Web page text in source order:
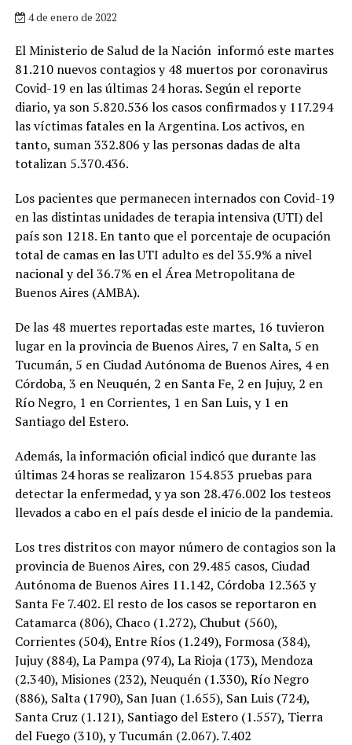
4 de enero de 2022
El Ministerio de Salud de la Nación informó este martes
81.210 nuevos contagios y 48 muertos por coronavirus
Covid-19 en las últimas 24 horas. Según el reporte
diario, ya son 5.820.536 los casos confirmados y 117.294
las víctimas fatales en la Argentina. Los activos, en
tanto, suman 332.806 y las personas dadas de alta
totalizan 5.370.436.
Los pacientes que permanecen internados con Covid-19
en las distintas unidades de terapia intensiva (UTI) del
país son 1218. En tanto que el porcentaje de ocupación
total de camas en las UTI adulto es del 35.9% a nivel
nacional y del 36.7% en el Área Metropolitana de
Buenos Aires (AMBA).
De las 48 muertes reportadas este martes, 16 tuvieron
lugar en la provincia de Buenos Aires, 7 en Salta, 5 en
Tucumán, 5 en Ciudad Autónoma de Buenos Aires, 4 en
Córdoba, 3 en Neuquén, 2 en Santa Fe, 2 en Jujuy, 2 en
Río Negro, 1 en Corrientes, 1 en San Luis, y 1 en
Santiago del Estero.
Además, la información oficial indicó que durante las
últimas 24 horas se realizaron 154.853 pruebas para
detectar la enfermedad, y ya son 28.476.002 los testeos
llevados a cabo en el país desde el inicio de la pandemia.
Los tres distritos con mayor número de contagios son la
provincia de Buenos Aires, con 29.485 casos, Ciudad
Autónoma de Buenos Aires 11.142, Córdoba 12.363 y
Santa Fe 7.402. El resto de los casos se reportaron en
Catamarca (806), Chaco (1.272), Chubut (560),
Corrientes (504), Entre Ríos (1.249), Formosa (384),
Jujuy (884), La Pampa (974), La Rioja (173), Mendoza
(2.340), Misiones (232), Neuquén (1.330), Río Negro
(886), Salta (1790), San Juan (1.655), San Luis (724),
Santa Cruz (1.121), Santiago del Estero (1.557), Tierra
del Fuego (310), y Tucumán (2.067). 7.402